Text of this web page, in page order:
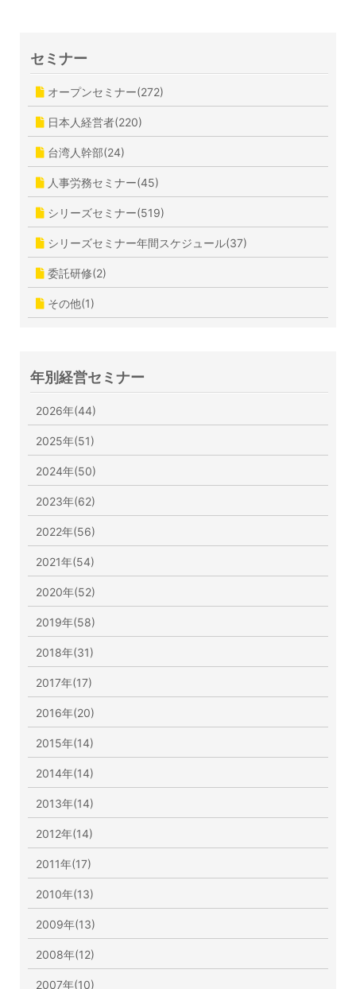
セミナー
オープンセミナー(272)
日本人経営者(220)
台湾人幹部(24)
人事労務セミナー(45)
シリーズセミナー(519)
シリーズセミナー年間スケジュール(37)
委託研修(2)
その他(1)
年別経営セミナー
2026年(44)
2025年(51)
2024年(50)
2023年(62)
2022年(56)
2021年(54)
2020年(52)
2019年(58)
2018年(31)
2017年(17)
2016年(20)
2015年(14)
2014年(14)
2013年(14)
2012年(14)
2011年(17)
2010年(13)
2009年(13)
2008年(12)
2007年(10)